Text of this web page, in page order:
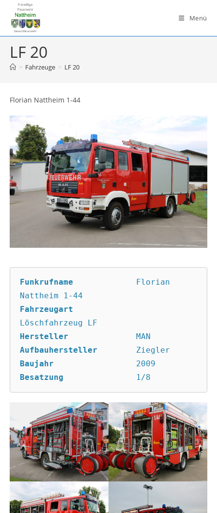
Inhalt
springen
Menü
LF 20
> Fahrzeuge > LF 20
Florian Nattheim 1-44
Funkrufname
Fahrzeugart
Hersteller
Aufbauhersteller
Baujahr
Besatzung
		1/8